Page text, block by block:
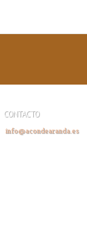
CONTACTO
info@acondearanda.es